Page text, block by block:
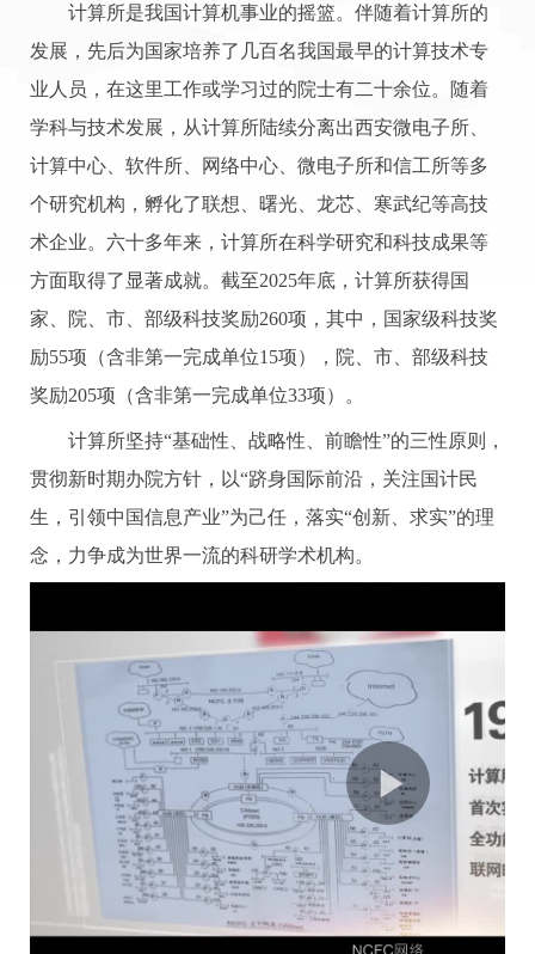
计算所是我国计算机事业的摇篮。伴随着计算所的
发展，先后为国家培养了几百名我国最早的计算技术专
业人员，在这里工作或学习过的院士有二十余位。随着
学科与技术发展，从计算所陆续分离出西安微电子所、
计算中心、软件所、网络中心、微电子所和信工所等多
个研究机构，孵化了联想、曙光、龙芯、寒武纪等高技
术企业。六十多年来，计算所在科学研究和科技成果等
方面取得了显著成就。截至2025年底，计算所获得国
家、院、市、部级科技奖励260项，其中，国家级科技奖
励55项（含非第一完成单位15项），院、市、部级科技
奖励205项（含非第一完成单位33项）。
计算所坚持“基础性、战略性、前瞻性”的三性原则，
贯彻新时期办院方针，以“跻身国际前沿，关注国计民
生，引领中国信息产业”为己任，落实“创新、求实”的理
念，力争成为世界一流的科研学术机构。